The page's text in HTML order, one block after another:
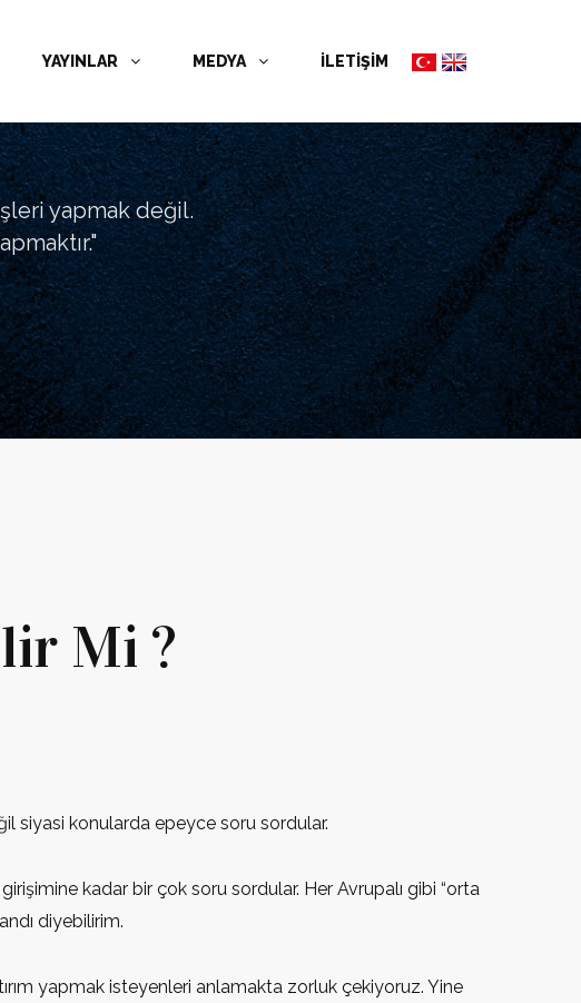
YAYINLAR MEDYA İLETİŞİM
yapmak değil.
Mi ?
siyasi konularda epeyce soru sordular.
kadar bir çok soru sordular. Her Avrupalı gibi “orta
diyebilirim.
yapmak isteyenleri anlamakta zorluk çekiyoruz. Yine